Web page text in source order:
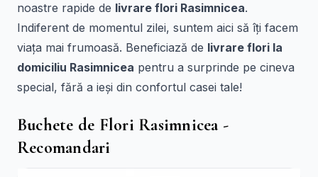
noastre rapide de livrare flori Rasimnicea.
Indiferent de momentul zilei, suntem aici să îți facem
viața mai frumoasă. Beneficiază de livrare flori la
domiciliu Rasimnicea pentru a surprinde pe cineva
special, fără a ieși din confortul casei tale!
Buchete de Flori Rasimnicea -
Recomandari